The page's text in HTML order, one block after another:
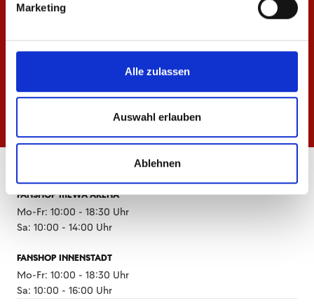
Marketing
Alle zulassen
Auswahl erlauben
Ablehnen
FANSHOP MEWA ARENA
Mo-Fr: 10:00 - 18:30 Uhr
Sa: 10:00 - 14:00 Uhr
FANSHOP INNENSTADT
Mo-Fr: 10:00 - 18:30 Uhr
Sa: 10:00 - 16:00 Uhr